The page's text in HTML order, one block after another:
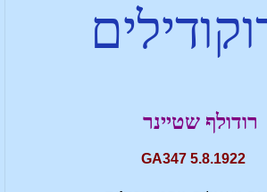
רודולף שטיינר
GA347 5.8.1922